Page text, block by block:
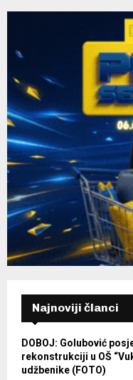
Najnoviji članci
DOBOJ: Golubović
rekonstrukciji u OŠ
udžbenike (FOTO)